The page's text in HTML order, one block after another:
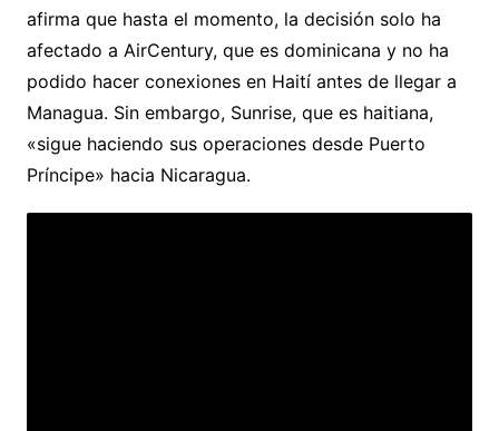
afirma que hasta el momento, la decisión solo ha
afectado a AirCentury, que es dominicana y no ha
podido hacer conexiones en Haití antes de llegar a
Managua. Sin embargo, Sunrise, que es haitiana,
«sigue haciendo sus operaciones desde Puerto
Príncipe» hacia Nicaragua.